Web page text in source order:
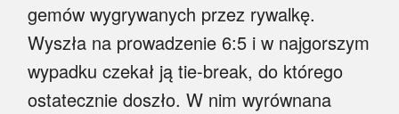
gemów wygrywanych przez rywalkę.
Wyszła na prowadzenie 6:5 i w najgorszym
wypadku czekał ją tie-break, do którego
ostatecznie doszło. W nim wyrównana